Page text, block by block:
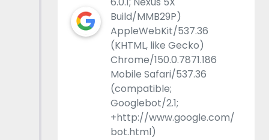
Build/MMB29P)
AppleWebKit/537.36
(KHTML, like Gecko)
Chrome/150.0.7871.186
Mobile Safari/537.36
(compatible;
Googlebot/2.1;
+http://www.google.com/
bot.html)